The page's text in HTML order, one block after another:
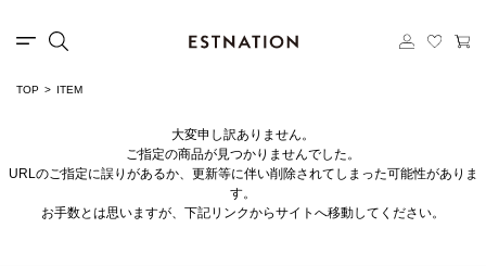
TOP ITEM
大変申し訳ありません。
ご指定の商品が見つかりませんでした。
URLのご指定に誤りがあるか、更新等に伴い削除されてしまった可能性がありま
す。
お手数とは思いますが、下記リンクからサイトへ移動してください。